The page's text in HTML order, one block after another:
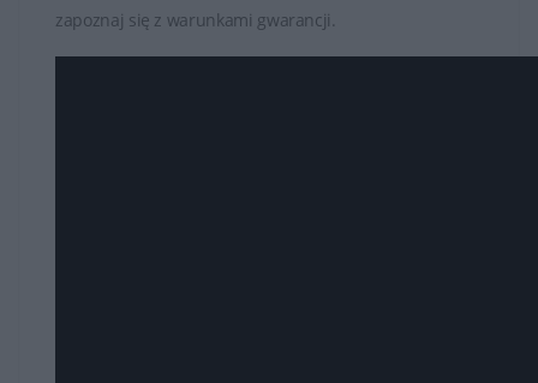
zapoznaj się z warunkami gwarancji.